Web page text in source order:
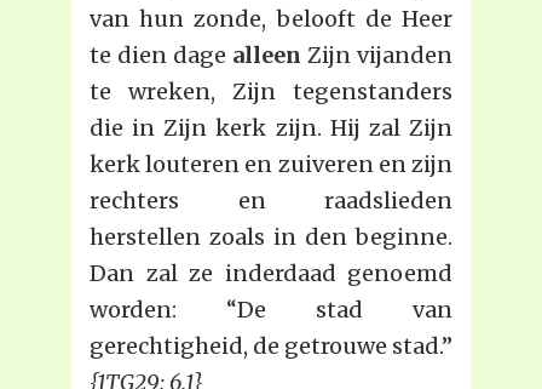
van hun zonde, belooft de Heer
te dien dage alleen Zijn vijanden
te wreken, Zijn tegenstanders
die in Zijn kerk zijn. Hij zal Zijn
kerk louteren en zuiveren en zijn
rechters en raadslieden
herstellen zoals in den beginne.
Dan zal ze inderdaad genoemd
worden: “De stad van
gerechtigheid, de getrouwe stad.”
{1TG29: 6.1}